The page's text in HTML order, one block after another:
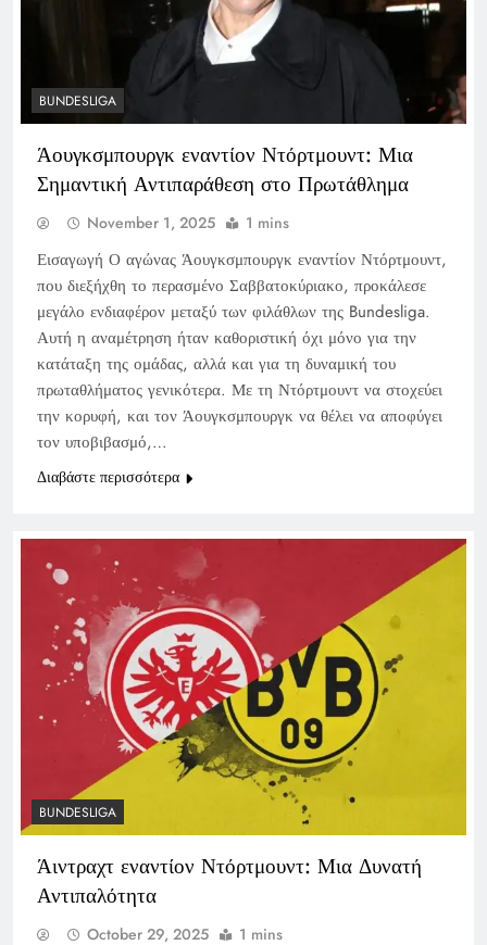
BUNDESLIGA
Άουγκσμπουργκ εναντίον Ντόρτμουντ: Μια
Σημαντική Αντιπαράθεση στο Πρωτάθλημα
November 1, 2025 1 mins
Εισαγωγή Ο αγώνας Άουγκσμπουργκ εναντίον Ντόρτμουντ,
που διεξήχθη το περασμένο Σαββατοκύριακο, προκάλεσε
μεγάλο ενδιαφέρον μεταξύ των φιλάθλων της Bundesliga.
Αυτή η αναμέτρηση ήταν καθοριστική όχι μόνο για την
κατάταξη της ομάδας, αλλά και για τη δυναμική του
πρωταθλήματος γενικότερα. Με τη Ντόρτμουντ να στοχεύει
την κορυφή, και τον Άουγκσμπουργκ να θέλει να αποφύγει
τον υποβιβασμό,…
Διαβάστε περισσότερα
BUNDESLIGA
Άιντραχτ εναντίον Ντόρτμουντ: Μια Δυνατή
Αντιπαλότητα
October 29, 2025 1 mins